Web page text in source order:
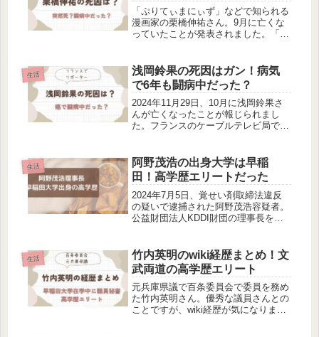
「ぷりてぃまにぃず」などで知られる
漫画家の栗橋伸祐さん。9月に亡くな
っていたことが発表されました。「お
死因はなんだったのでしょうか。病気
で闘病中だったのか突然死だったの
か...
生活
浅岡鈴果の死因はガン！病気
で6年も闘病中だった？
2024年11月29日、10月に浅岡鈴果さ
んが亡くなったことが報じられまし
た。フランスのケーブルテレビ局でリ
回は、浅岡鈴果さんの死因について調
べました。浅岡鈴果の訃報【訃報...
生活
阿野茂浩の出身大学は早稲
田！高学歴エリートだった
2024年7月5日、覚せい剤取締法違反
の疑いで逮捕された阿野茂浩容疑者。
公益財団法人KDDI財団の理事長を務
生活
竹内英明のwiki経歴まとめ！文
武両道の高学歴エリート
元兵庫県議で百条委員会で委員を務め
た竹内英明さん。優秀な議員さんとの
ことですが、wiki経歴が気になりませ